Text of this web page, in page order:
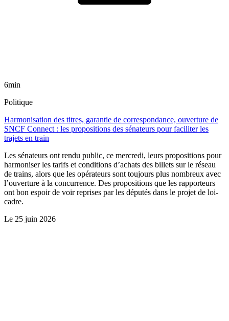
6min
Politique
Harmonisation des titres, garantie de correspondance, ouverture de
SNCF Connect : les propositions des sénateurs pour faciliter les
trajets en train
Les sénateurs ont rendu public, ce mercredi, leurs propositions pour
harmoniser les tarifs et conditions d’achats des billets sur le réseau
de trains, alors que les opérateurs sont toujours plus nombreux avec
l’ouverture à la concurrence. Des propositions que les rapporteurs
ont bon espoir de voir reprises par les députés dans le projet de loi-
cadre.
Le 25 juin 2026